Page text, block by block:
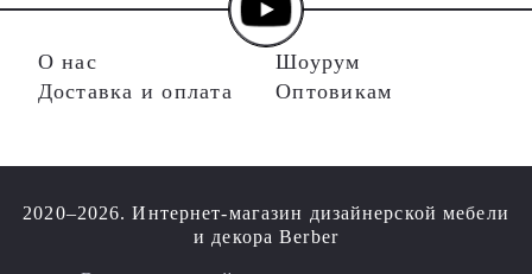
О нас
Доставка и оплата
Шоурум
Оптовикам
2020–2026. Интернет-магазин дизайнерской мебели
и декора Berber